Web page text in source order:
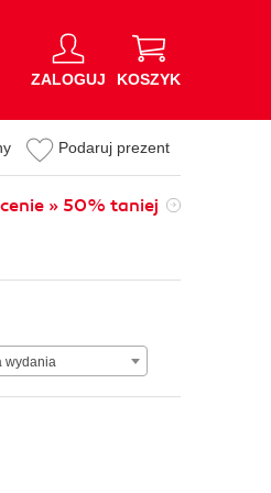
ZALOGUJ KOSZYK
Podaruj prezent
» 50% taniej
wydania